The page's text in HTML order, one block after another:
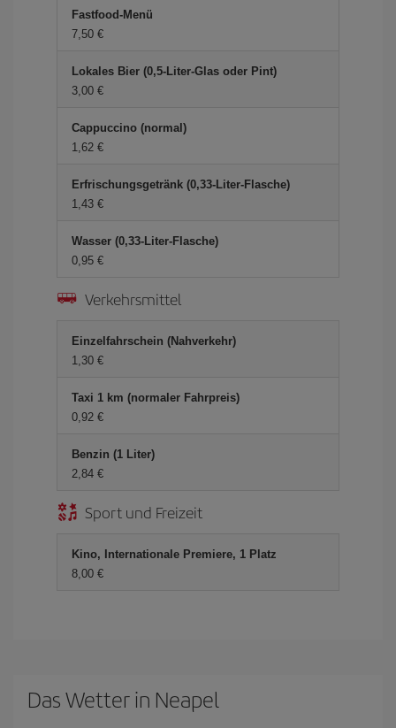
Fastfood-Menü
7,50 €
Lokales Bier (0,5-Liter-Glas oder Pint)
3,00 €
Cappuccino (normal)
1,62 €
Erfrischungsgetränk (0,33-Liter-Flasche)
1,43 €
Wasser (0,33-Liter-Flasche)
0,95 €
Verkehrsmittel
Einzelfahrschein (Nahverkehr)
1,30 €
Taxi 1 km (normaler Fahrpreis)
0,92 €
Benzin (1 Liter)
2,84 €
Sport und Freizeit
Kino, Internationale Premiere, 1 Platz
8,00 €
Das Wetter in Neapel